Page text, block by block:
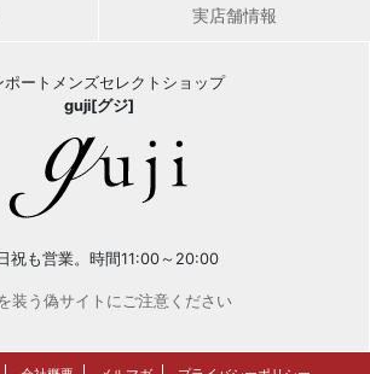
実店舗情報
ポートメンズセレクトショップ
guji[グジ]
祝も営業。時間11:00～20:00
装う偽サイトにご注意ください